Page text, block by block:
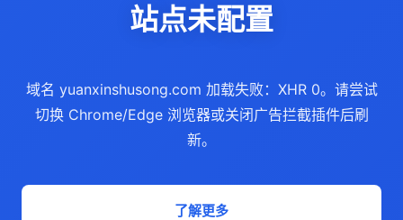
站点未配置
域名 yuanxinshusong.com 加载失败：XHR 0。请尝试
切换 Chrome/Edge 浏览器或关闭广告拦截插件后刷
新。
了解更多